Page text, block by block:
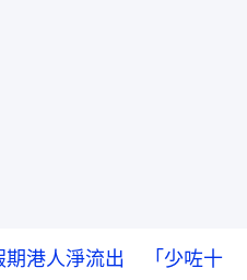
期港人淨流出 「少咗十